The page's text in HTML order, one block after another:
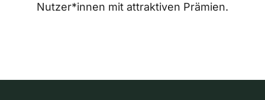
Nutzer*innen mit attraktiven Prämien.